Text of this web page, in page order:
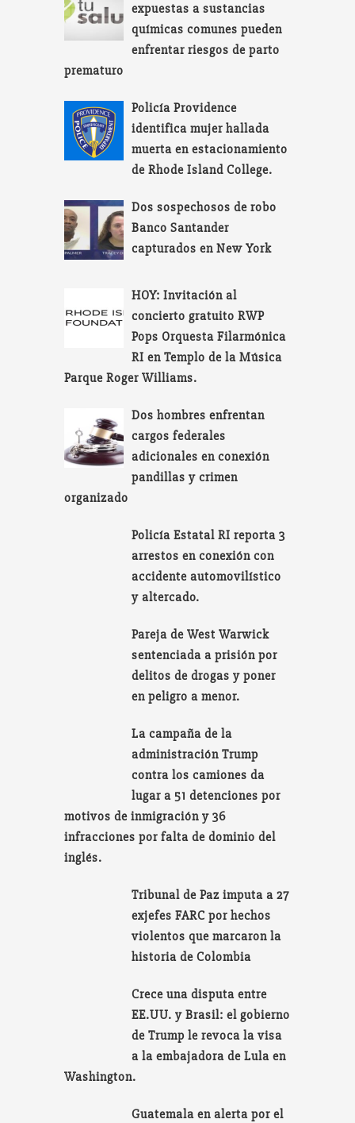
expuestas a sustancias
químicas comunes pueden
enfrentar riesgos de parto
prematuro
Policía Providence
identifica mujer hallada
muerta en estacionamiento
de Rhode Island College.
Dos sospechosos de robo
Banco Santander
capturados en New York
HOY: Invitación al
concierto gratuito RWP
Pops Orquesta Filarmónica
RI en Templo de la Música
Parque Roger Williams.
Dos hombres enfrentan
cargos federales
adicionales en conexión
pandillas y crimen
organizado
Policía Estatal RI reporta 3
arrestos en conexión con
accidente automovilístico
y altercado.
Pareja de West Warwick
sentenciada a prisión por
delitos de drogas y poner
en peligro a menor.
La campaña de la
administración Trump
contra los camiones da
lugar a 51 detenciones por
motivos de inmigración y 36
infracciones por falta de dominio del
inglés.
Tribunal de Paz imputa a 27
exjefes FARC por hechos
violentos que marcaron la
historia de Colombia
Crece una disputa entre
EE.UU. y Brasil: el gobierno
de Trump le revoca la visa
a la embajadora de Lula en
Washington.
Guatemala en alerta por el